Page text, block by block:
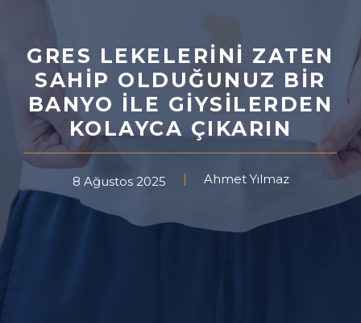
GRES LEKELERINI ZATEN
SAHIP OLDUĞUNUZ BIR
BANYO ILE GIYSILERDEN
KOLAYCA ÇIKARIN
8 Ağustos 2025 Ahmet Yılmaz